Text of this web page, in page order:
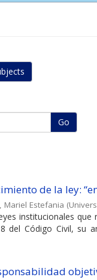
Go
de la ley:
Mariel Estefania (
institucionales
del Código Civil, su